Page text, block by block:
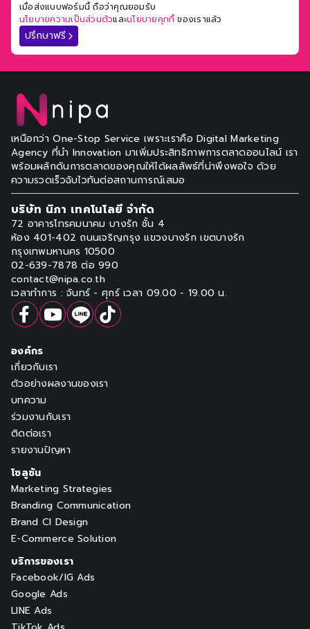
เมื่อส่งแบบฟอร์มนี้ ถือว่าคุณยอมรับ
นโยบายความเป็นส่วนตัวและนโยบายคุกกี้ ของเราแล้ว
ปรึกษาฟรี
เหนือกว่า One-Stop Service เพราะเราคือ Digital Marketing
Agency ที่นำ Innovation มาเพิ่มประสิทธิภาพการตลาดออนไลน์ เรา
พร้อมผลักดันการตลาดของคุณให้ได้ผลลัพธ์ที่น่าพึงพอใจ ด้วย
ความรวดเร็วฉับไวทันต่อสถานการณ์เสมอ
บริษัท นิภา เทคโนโลยี จำกัด
72 อาคารโทรคมนาคม บางรัก ชั้น 4
ห้อง 401-402 ถนนเจริญกรุง แขวงบางรัก เขตบางรัก
กรุงเทพมหานคร 10500
02-639-7878 ต่อ 990
contact@nipa.co.th
เวลาทำการ : จันทร์ - ศุกร์ เวลา 09.00 - 19.00 น.
องค์กร
เกี่ยวกับเรา
ตัวอย่างผลงานของเรา
บทความ
ร่วมงานกับเรา
ติดต่อเรา
รายงานปัญหา
โซลูชัน
Marketing Strategies
Branding Communication
Brand CI Design
E-Commerce Solution
บริการของเรา
Facebook/IG Ads
Google Ads
LINE Ads